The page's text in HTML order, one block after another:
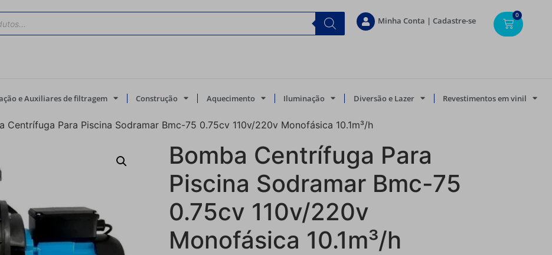
Minha Conta | Cadastre-se
0
e Auxiliares de filtragem Construção Aquecimento Iluminação Diversão e Lazer Revestimentos em vinil
Centrífuga Para Piscina Sodramar Bmc-75 0.75cv 110v/220v Monofásica 10.1m³/h
Bomba Centrífuga Para
Piscina Sodramar Bmc-75
0.75cv 110v/220v
Monofásica 10.1m³/h